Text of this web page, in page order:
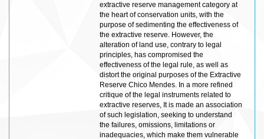
extractive reserve management category at
the heart of conservation units, with the
purpose of sedimenting the effectiveness of
the extractive reserve. However, the
alteration of land use, contrary to legal
principles, has compromised the
effectiveness of the legal rule, as well as
distort the original purposes of the Extractive
Reserve Chico Mendes. In a more refined
critique of the legal instruments related to
extractive reserves, It is made an association
of such legislation, seeking to understand
the failures, omissions, limitations or
inadequacies, which make them vulnerable